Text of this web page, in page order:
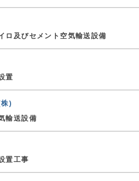
ロ及びセメント空気輸送設備
置
)
輸送設備
置工事